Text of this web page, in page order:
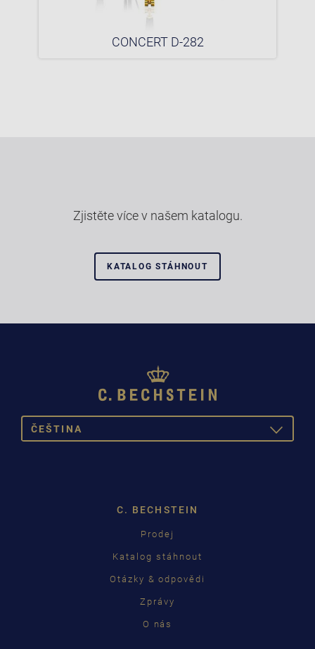
CONCERT D-282
Zjistěte více v našem katalogu.
KATALOG STÁHNOUT
ČEŠTINA
TOGGLE
C. BECHSTEIN
Prodej
Katalog stáhnout
Otázky & odpovědi
Zprávy
O nás